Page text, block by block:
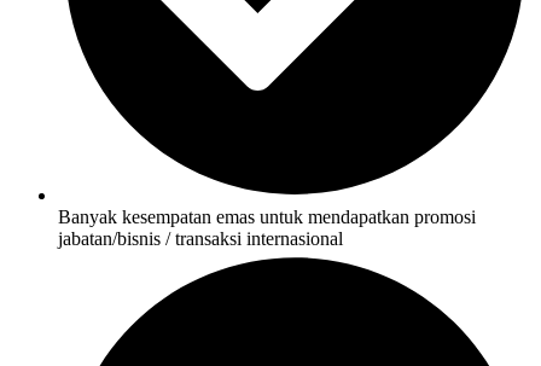
Banyak kesempatan emas untuk mendapatkan promosi
jabatan/bisnis / transaksi internasional